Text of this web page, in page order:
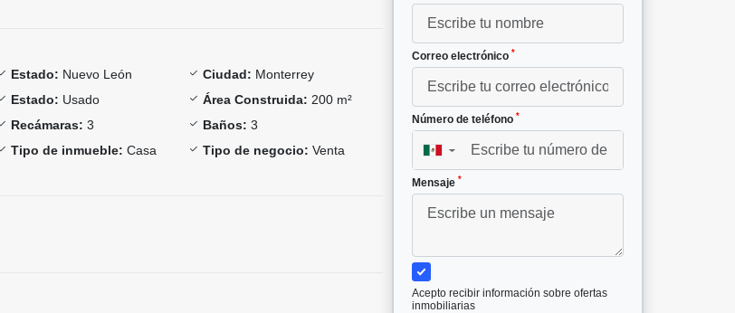
Estado: Nuevo León Ciudad: Monterrey
Estado: Usado Área Construida: 200 m²
Recámaras: 3 Baños: 3
Tipo de inmueble: Casa Tipo de negocio: Venta
Correo electrónico *
Número de teléfono *
▼
Mensaje *
Acepto recibir información sobre ofertas
inmobiliarias